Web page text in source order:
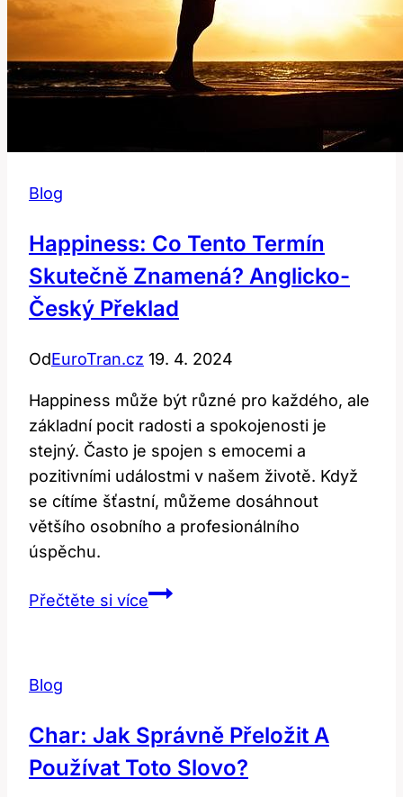
Blog
Happiness: Co Tento Termín
Skutečně Znamená? Anglicko-
Český Překlad
OdEuroTran.cz 19. 4. 2024
Happiness může být různé pro každého, ale
základní pocit radosti a spokojenosti je
stejný. Často je spojen s emocemi a
pozitivními událostmi v našem životě. Když
se cítíme šťastní, můžeme dosáhnout
většího osobního a profesionálního
úspěchu.
Přečtěte si víceHappiness:
Anglicko-
český
Blog
Char: Jak Správně Přeložit A
Používat Toto Slovo?